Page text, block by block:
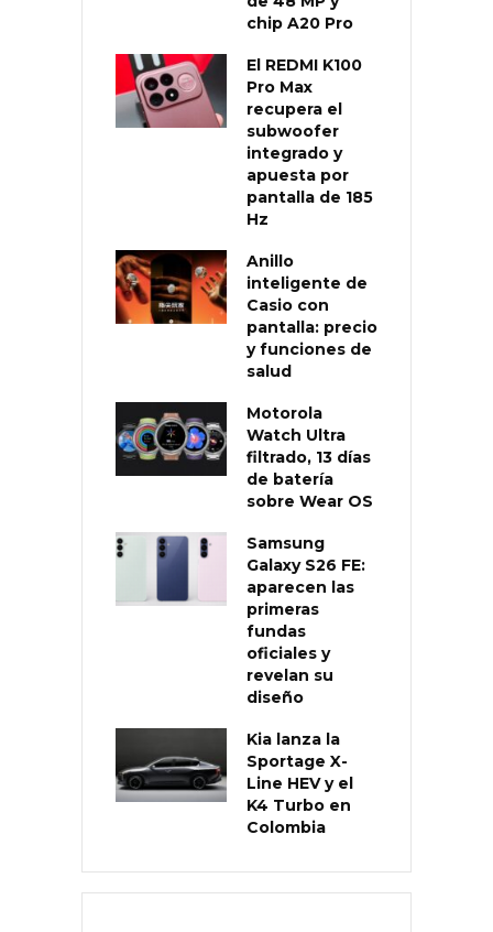
chip A20 Pro
El REDMI K100
Pro Max
recupera el
subwoofer
integrado y
apuesta por
pantalla de 185
Hz
Anillo
inteligente de
Casio con
pantalla: precio
y funciones de
salud
Motorola
Watch Ultra
filtrado, 13 días
de batería
sobre Wear OS
Samsung
Galaxy S26 FE:
aparecen las
primeras
fundas
oficiales y
revelan su
diseño
Kia lanza la
Sportage X-
Line HEV y el
K4 Turbo en
Colombia